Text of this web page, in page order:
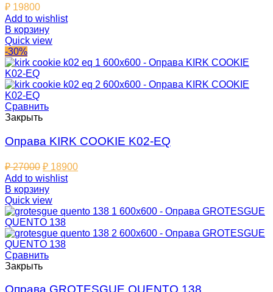
₽ 19800
Add to wishlist
В корзину
Quick view
-30%
Сравнить
Закрыть
Оправа KIRK COOKIE K02-EQ
₽27000 ₽ 18900
Add to wishlist
В корзину
Quick view
Сравнить
Закрыть